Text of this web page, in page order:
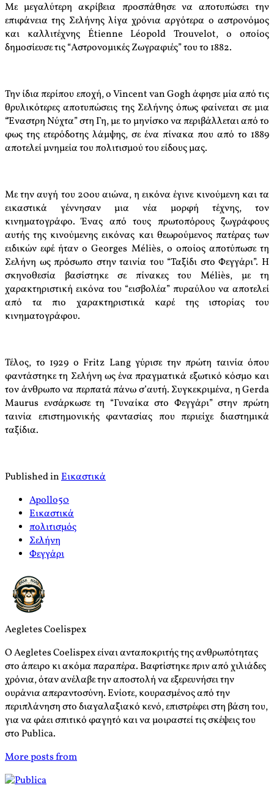
Με μεγαλύτερη ακρίβεια προσπάθησε να αποτυπώσει την
επιφάνεια της Σελήνης λίγα χρόνια αργότερα ο αστρονόμος
και καλλιτέχνης Étienne Léopold Trouvelot, ο οποίος
δημοσίευσε τις “Αστρονομικές Ζωγραφιές” του το 1882.
Την ίδια περίπου εποχή, ο Vincent van Gogh άφησε μία από τις
θρυλικότερες αποτυπώσεις της Σελήνης όπως φαίνεται σε μια
“Έναστρη Νύχτα” στη Γη, με το μηνίσκο να περιβάλλεται από το
φως της ετερόδοτης λάμψης, σε ένα πίνακα που από το 1889
αποτελεί μνημεία του πολιτισμού του είδους μας.
Με την αυγή του 20ου αιώνα, η εικόνα έγινε κινούμενη και τα
εικαστικά γέννησαν μια νέα μορφή τέχνης, τον
κινηματογράφο. Ένας από τους πρωτοπόρους ζωγράφους
αυτής της κινούμενης εικόνας και θεωρούμενος πατέρας των
ειδικών εφέ ήταν ο Georges Méliès, ο οποίος αποτύπωσε τη
Σελήνη ως πρόσωπο στην ταινία του “Ταξίδι στο Φεγγάρι”. Η
σκηνοθεσία βασίστηκε σε πίνακες του Méliès, με τη
χαρακτηριστική εικόνα του “εισβολέα” πυραύλου να αποτελεί
από τα πιο χαρακτηριστικά καρέ της ιστορίας του
κινηματογράφου.
Τέλος, το 1929 ο Fritz Lang γύρισε την πρώτη ταινία όπου
φαντάστηκε τη Σελήνη ως ένα πραγματικά εξωτικό κόσμο και
τον άνθρωπο να περπατά πάνω σ’αυτή. Συγκεκριμένα, η Gerda
Maurus ενσάρκωσε τη “Γυναίκα στο Φεγγάρι” στην πρώτη
ταινία επιστημονικής φαντασίας που περιείχε διαστημικά
ταξίδια.
Published inΕικαστικά
Apollo50
Εικαστικά
πολιτισμός
Σελήνη
Φεγγάρι
Aegletes Coelispex
Ο Aegletes Coelispex είναι ανταποκριτής της ανθρωπότητας
στο άπειρο κι ακόμα παραπέρα. Βαφτίστηκε πριν από χιλιάδες
χρόνια, όταν ανέλαβε την αποστολή να εξερευνήσει την
ουράνια απεραντοσύνη. Ενίοτε, κουρασμένος από την
περιπλάνηση στο διαγαλαξιακό κενό, επιστρέφει στη βάση του,
για να φάει σπιτικό φαγητό και να μοιραστεί τις σκέψεις του
στο Publica.
More posts from